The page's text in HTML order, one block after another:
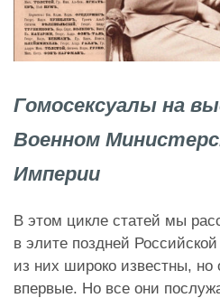
Гомосексуалы на
Военном
Империи
В этом цикле статей мы
в элите поздней
из них широко известны, но
впервые. Но все они